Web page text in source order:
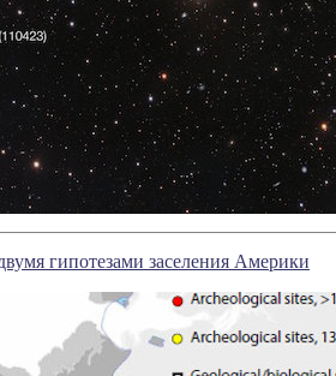
гипотезами заселения Америки